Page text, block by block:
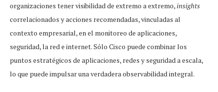
organizaciones tener visibilidad de extremo a extremo,insights
correlacionados y acciones recomendadas, vinculadas al
contexto empresarial, en el monitoreo de aplicaciones,
seguridad, la red e internet. Sólo Cisco puede combinar los
puntos estratégicos de aplicaciones, redes y seguridad a escala,
lo que puede impulsar una verdadera observabilidad integral.